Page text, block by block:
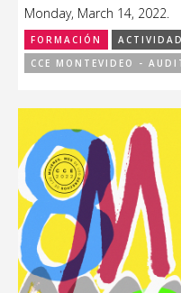
Monday, March 14, 2022.
FORMACIÓN
CCE MONTEVIDEO -